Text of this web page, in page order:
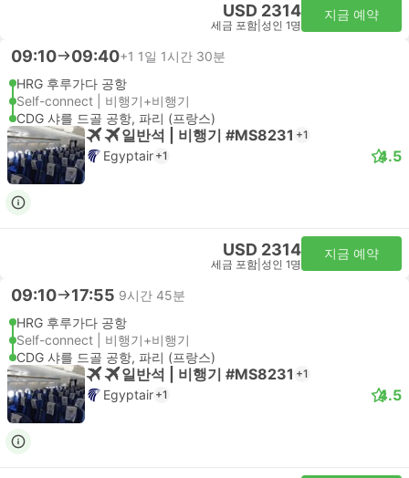
USD 2314
세금 포함 성인 1명
지금 예약
09:10 09:40+1 1일 1시간 30분
HRG 후루가다 공항
Self-connect | 비행기+비행기
CDG 샤를 드골 공항, 파리 (프랑스)
일반석 | 비행기 #MS8231 +1
Egyptair +1 4.5
USD 2314
세금 포함 성인 1명
지금 예약
09:10 17:55 9시간 45분
HRG 후루가다 공항
Self-connect | 비행기+비행기
CDG 샤를 드골 공항, 파리 (프랑스)
일반석 | 비행기 #MS8231 +1
Egyptair +1 4.5